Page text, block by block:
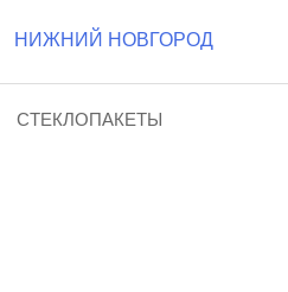
НИЖНИЙ НОВГОРОД
СТЕКЛОПАКЕТЫ